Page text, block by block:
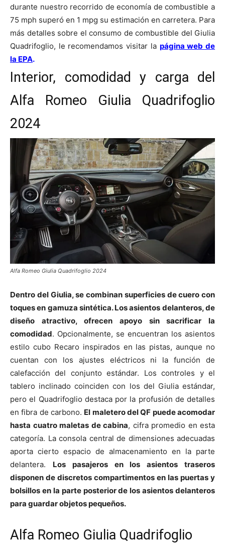
durante nuestro recorrido de economía de combustible a
75 mph superó en 1 mpg su estimación en carretera. Para
más detalles sobre el consumo de combustible del Giulia
Quadrifoglio, le recomendamos visitar la página web de
la EPA.
Interior, comodidad y carga del
Alfa Romeo Giulia Quadrifoglio
2024
Alfa Romeo Giulia Quadrifoglio 2024
Dentro del Giulia, se combinan superficies de cuero con
toques en gamuza sintética. Los asientos delanteros, de
diseño atractivo, ofrecen apoyo sin sacrificar la
comodidad. Opcionalmente, se encuentran los asientos
estilo cubo Recaro inspirados en las pistas, aunque no
cuentan con los ajustes eléctricos ni la función de
calefacción del conjunto estándar. Los controles y el
tablero inclinado coinciden con los del Giulia estándar,
pero el Quadrifoglio destaca por la profusión de detalles
en fibra de carbono. El maletero del QF puede acomodar
hasta cuatro maletas de cabina, cifra promedio en esta
categoría. La consola central de dimensiones adecuadas
aporta cierto espacio de almacenamiento en la parte
delantera. Los pasajeros en los asientos traseros
disponen de discretos compartimentos en las puertas y
bolsillos en la parte posterior de los asientos delanteros
para guardar objetos pequeños.
Alfa Romeo Giulia Quadrifoglio